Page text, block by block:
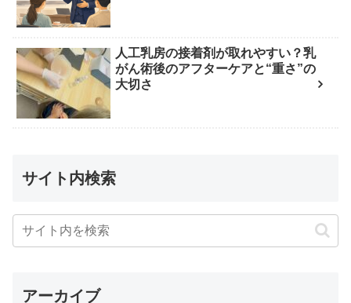
人工乳房の接着剤が取れやすい？乳
がん術後のアフターケアと“重さ”の
大切さ
サイト内検索
アーカイブ